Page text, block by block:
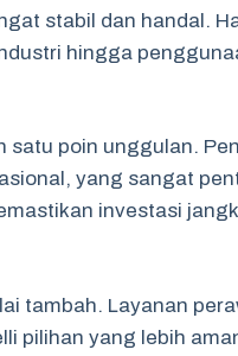
stabil dan handal.
hingga
satu poin unggulan.
yang sangat
investasi
tambah. Layanan
pilihan yang lebih